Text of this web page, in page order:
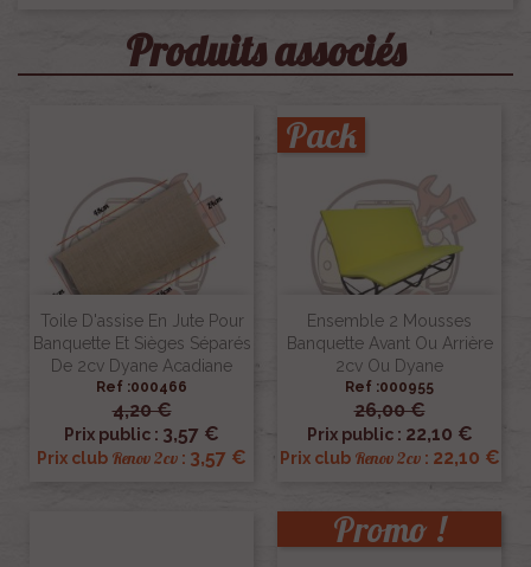
Produits associés
Toile D'assise En Jute Pour
Banquette Et Sièges Séparés
De 2cv Dyane Acadiane
Ref :000466
4,20 €
Prix public : 3,57 €
Prix club Renov 2cv : 3,57 €
Ensemble 2 Mousses
Banquette Avant Ou Arrière
2cv Ou Dyane
Ref :000955
26,00 €
Prix public : 22,10 €
Prix club Renov 2cv: 22,10 €
Pack
Promo !